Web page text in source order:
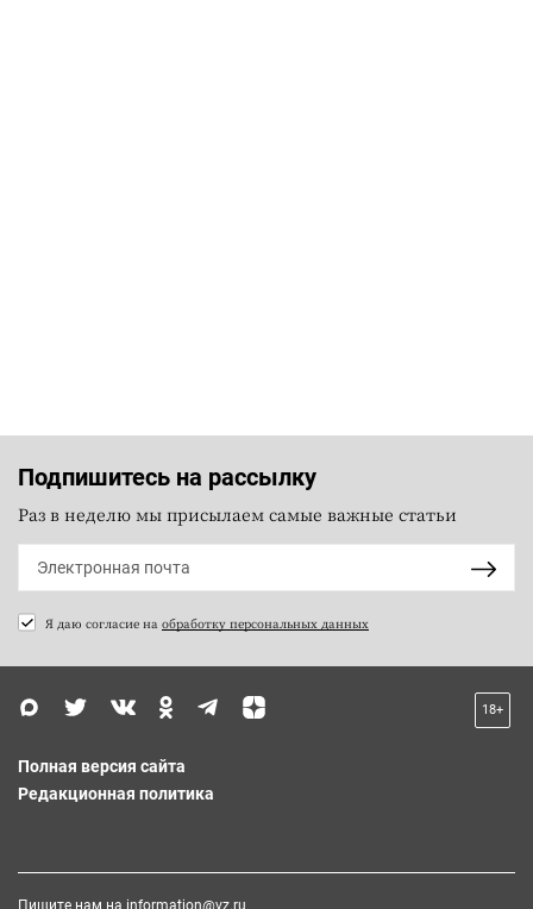
Подпишитесь на рассылку
Раз в неделю мы присылаем самые важные статьи
Я даю согласие на обработку персональных данных
18+
Полная версия сайта
Редакционная политика
Пишите нам на information@vz.ru